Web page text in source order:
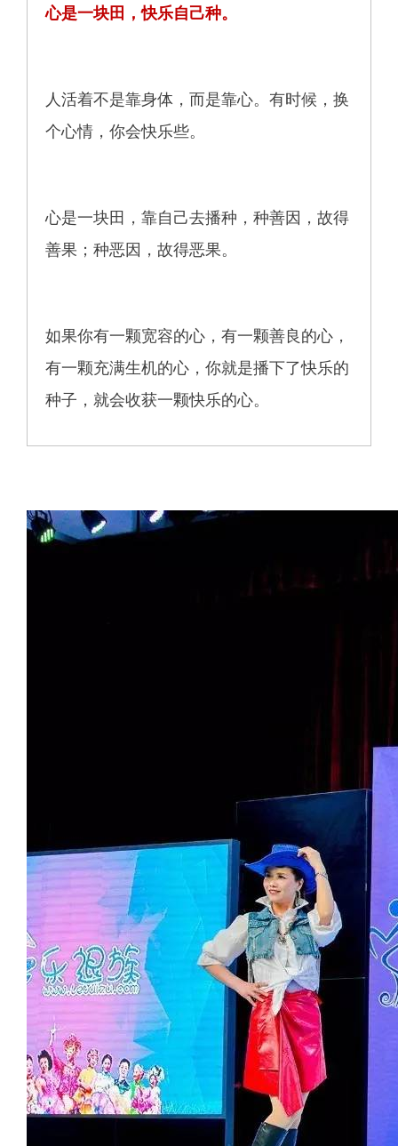
心是一块田，快乐自己种。
人活着不是靠身体，而是靠心。有时候，换
个心情，你会快乐些。
心是一块田，靠自己去播种，种善因，故得
善果；种恶因，故得恶果。
如果你有一颗宽容的心，有一颗善良的心，
有一颗充满生机的心，你就是播下了快乐的
种子，就会收获一颗快乐的心。